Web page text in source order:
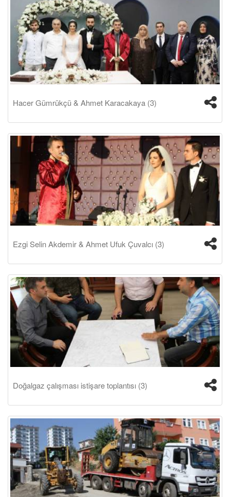
Hacer Gümrükçü & Ahmet Karacakaya (3)
Ezgi Selin Akdemir & Ahmet Ufuk Çuvalcı (3)
Doğalgaz çalışması istişare toplantısı (3)